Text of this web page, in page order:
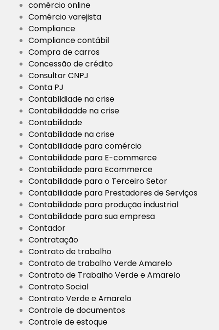
comércio online
Comércio varejista
Compliance
Compliance contábil
Compra de carros
Concessão de crédito
Consultar CNPJ
Conta PJ
Contabildiade na crise
Contabilidadde na crise
Contabilidade
Contabilidade na crise
Contabilidade para comércio
Contabilidade para E-commerce
Contabilidade para Ecommerce
Contabilidade para o Terceiro Setor
Contabilidade para Prestadores de Serviços
Contabilidade para produção industrial
Contabilidade para sua empresa
Contador
Contratação
Contrato de trabalho
Contrato de trabalho Verde Amarelo
Contrato de Trabalho Verde e Amarelo
Contrato Social
Contrato Verde e Amarelo
Controle de documentos
Controle de estoque